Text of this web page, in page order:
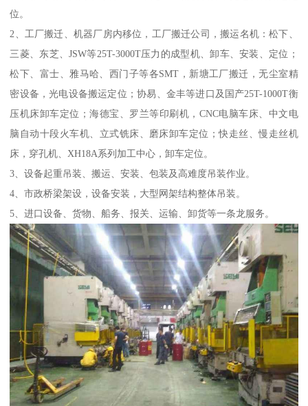
位。
2、工厂搬迁、机器厂房内移位，工厂搬迁公司，搬运名机：松下、
三菱、东芝、JSW等25T-3000T压力的成型机、卸车、安装、定位；
松下、富士、雅马哈、西门子等各SMT，新塘工厂搬迁，无尘室精
密设备，光电设备搬运定位；协易、金丰等进口及国产25T-1000T衡
压机床卸车定位；海德宝、罗兰等印刷机，CNC电脑车床、中文电
脑自动十段火车机、立式铣床、磨床卸车定位；快走丝、慢走丝机
床，穿孔机、XH18A系列加工中心，卸车定位。
3、设备起重吊装、搬运、安装、包装及高难度吊装作业。
4、市政桥梁架设，设备安装，大型网架结构整体吊装。
5、进口设备、货物、船务、报关、运输、卸货等一条龙服务。